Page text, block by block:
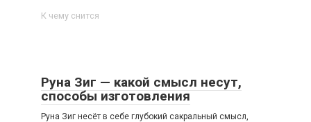
К чему снится
Руна Зиг — какой смысл несут,
способы изготовления
Руна Зиг несёт в себе глубокий сакральный смысл,